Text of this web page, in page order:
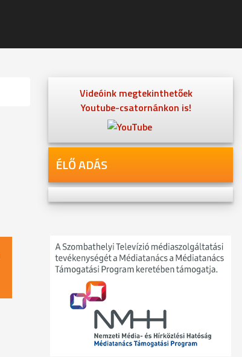
Videóink megtekinthetőek
Youtube-csatornánkon is!
ÉLŐ ADÁS